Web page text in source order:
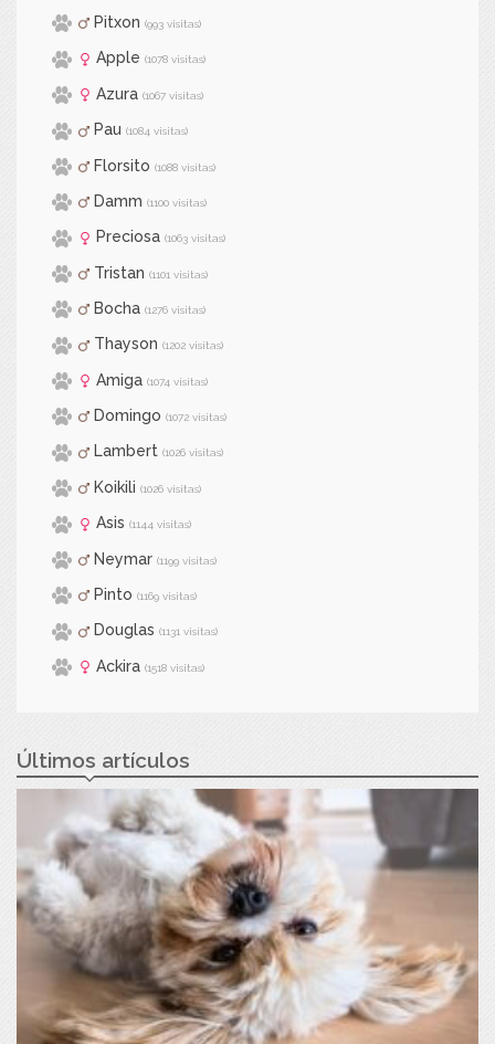
Pitxon (993 visitas)
Apple (1078 visitas)
Azura (1067 visitas)
Pau (1084 visitas)
Florsito (1088 visitas)
Damm (1100 visitas)
Preciosa (1063 visitas)
Tristan (1101 visitas)
Bocha (1276 visitas)
Thayson (1202 visitas)
Amiga (1074 visitas)
Domingo (1072 visitas)
Lambert (1026 visitas)
Koikili (1026 visitas)
Asis (1144 visitas)
Neymar (1199 visitas)
Pinto (1169 visitas)
Douglas (1131 visitas)
Ackira (1518 visitas)
Últimos artículos